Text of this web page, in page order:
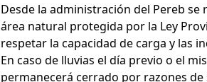
Desde la administración del Pereb
área natural protegida por la Ley
respetar la capacidad de carga y las
En caso de lluvias el día previo o el
permanecerá cerrado por razones de